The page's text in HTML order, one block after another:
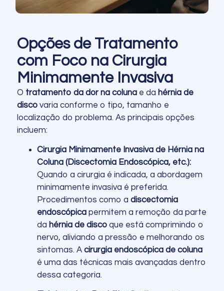
Opções de Tratamento
com Foco na Cirurgia
Minimamente Invasiva
O tratamento da dor na coluna e da hérnia de
disco varia conforme o tipo, tamanho e
localização do problema. As principais opções
incluem:
Cirurgia Minimamente Invasiva de Hérnia na
Coluna (Discectomia Endoscópica, etc.):
Quando a cirurgia é indicada, a abordagem
minimamente invasiva é preferida.
Procedimentos como a discectomia
endoscópica permitem a remoção da parte
da hérnia de disco que está comprimindo o
nervo, aliviando a pressão e melhorando os
sintomas. A cirurgia endoscópica de coluna
é uma das técnicas mais avançadas dentro
dessa categoria.